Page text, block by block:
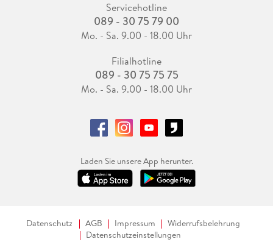
Servicehotline
089 - 30 75 79 00
Mo. - Sa. 9.00 - 18.00 Uhr
Filialhotline
089 - 30 75 75 75
Mo. - Sa. 9.00 - 18.00 Uhr
Laden Sie unsere App herunter.
Datenschutz AGB Impressum
Widerrufsbelehrung
Datenschutzeinstellungen